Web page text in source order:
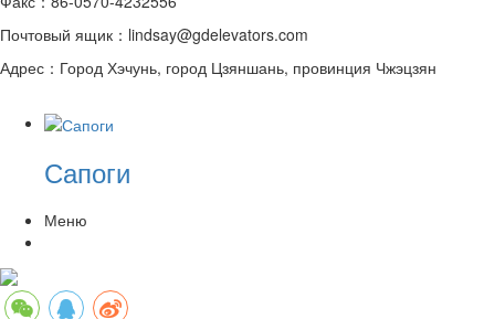
Почтовый ящик：lindsay@gdelevators.com
Адрес：Город Хэчунь, город Цзяншань, провинция Чжэцзян
Сапоги
Меню